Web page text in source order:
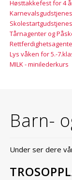
Høsttakkefest for 4
Tårnagenter og
Lys våken for 5.-
MILK - minilederkurs
Barn-
Under ser dere